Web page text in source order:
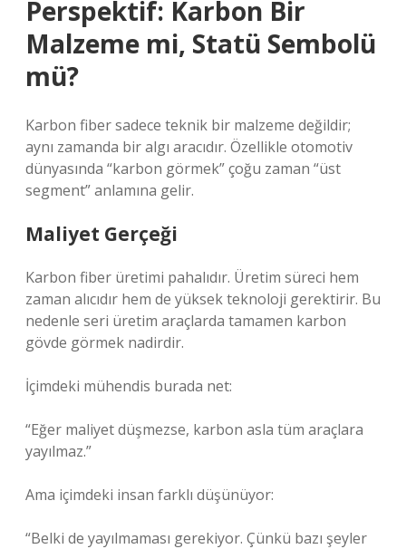
Perspektif: Karbon Bir
Malzeme mi, Statü Sembolü
mü?
Karbon fiber sadece teknik bir malzeme değildir;
aynı zamanda bir algı aracıdır. Özellikle otomotiv
dünyasında “karbon görmek” çoğu zaman “üst
segment” anlamına gelir.
Maliyet Gerçeği
Karbon fiber üretimi pahalıdır. Üretim süreci hem
zaman alıcıdır hem de yüksek teknoloji gerektirir. Bu
nedenle seri üretim araçlarda tamamen karbon
gövde görmek nadirdir.
İçimdeki mühendis burada net:
“Eğer maliyet düşmezse, karbon asla tüm araçlara
yayılmaz.”
Ama içimdeki insan farklı düşünüyor:
“Belki de yayılmaması gerekiyor. Çünkü bazı şeyler